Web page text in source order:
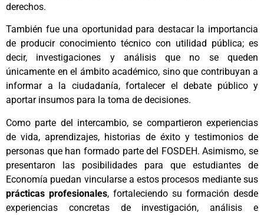
derechos.
También fue una oportunidad para destacar la importancia
de producir conocimiento técnico con utilidad pública; es
decir, investigaciones y análisis que no se queden
únicamente en el ámbito académico, sino que contribuyan a
informar a la ciudadanía, fortalecer el debate público y
aportar insumos para la toma de decisiones.
Como parte del intercambio, se compartieron experiencias
de vida, aprendizajes, historias de éxito y testimonios de
personas que han formado parte del FOSDEH. Asimismo, se
presentaron las posibilidades para que estudiantes de
Economía puedan vincularse a estos procesos mediante sus
prácticas profesionales, fortaleciendo su formación desde
experiencias concretas de investigación, análisis e